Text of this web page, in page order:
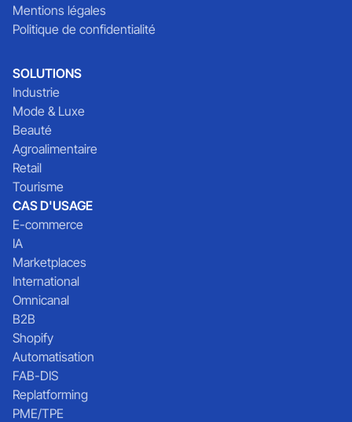
Mentions légales
Politique de confidentialité
SOLUTIONS
Industrie
Mode & Luxe
Beauté
Agroalimentaire
Retail
Tourisme
CAS D'USAGE
E-commerce
IA
Marketplaces
International
Omnicanal
B2B
Shopify
Automatisation
FAB-DIS
Replatforming
PME/TPE